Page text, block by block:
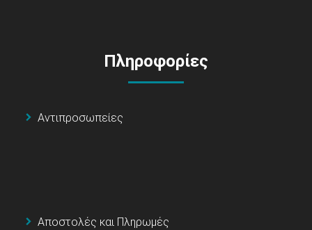
Πληροφορίες
Αντιπροσωπείες
Αποστολές και Πληρωμές